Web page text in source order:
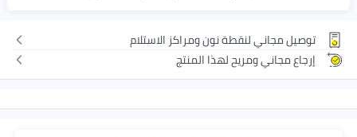
توصيل مجاني لنقطة نون ومراكز الاستلام
إرجاع مجاني ومريح لهذا المنتج